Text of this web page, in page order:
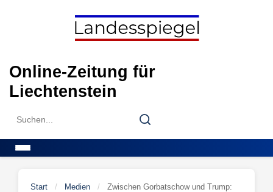
Online-Zeitung für
Liechtenstein
Search
Search
Start / Medien /
Zwischen Gorbatschow und Trump: